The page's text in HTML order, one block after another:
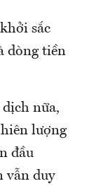
sắc
dòng tiền
nữa,
lượng
đầu
vẫn duy